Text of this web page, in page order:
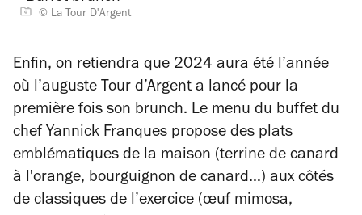
© La Tour D'Argent
Enfin, on retiendra que 2024 aura été l’année
où l’auguste Tour d’Argent a lancé pour la
première fois son brunch. Le menu du buffet du
chef Yannick Franques propose des plats
emblématiques de la maison (terrine de canard
à l'orange, bourguignon de canard…) aux côtés
de classiques de l’exercice (œuf mimosa,